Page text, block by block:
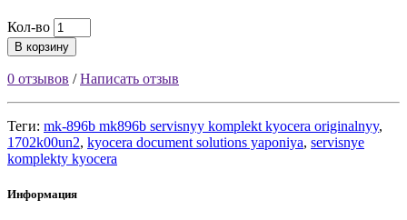
Кол-во
В корзину
0 отзывов /Написать отзыв
Теги: mk-896b mk896b servisnyy komplekt kyocera originalnyy,
1702k00un2, kyocera document solutions yaponiya, servisnye
komplekty kyocera
Информация